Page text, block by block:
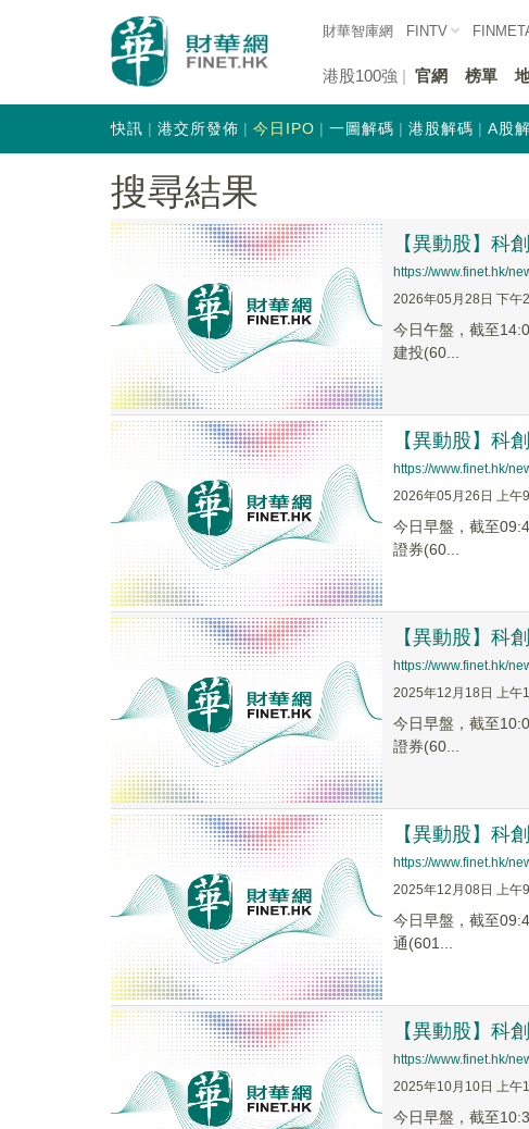
財華智庫網 FINTV
港股100強 官網 榜單
快訊 港交所發佈 今日IPO 一圖解碼 港股解碼 A股
搜尋結果
【異動股】科
https://www.finet.hk/
2026年05月28日 下午
今日午盤，截至
建投(60...
【異動股】科
https://www.finet.hk/
2026年05月26日 上午
今日早盤，截至
證券(60...
【異動股】科
https://www.finet.hk/
2025年12月18日 上午
今日早盤，截至
證券(60...
【異動股】科
https://www.finet.hk/
2025年12月08日 上午
今日早盤，截至
通(601...
【異動股】科
https://www.finet.hk/
2025年10月10日 上午
今日早盤，截至